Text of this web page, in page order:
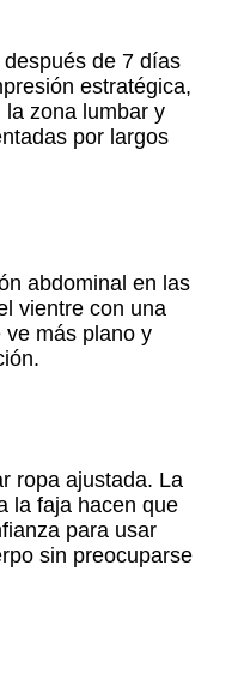
de 7 días
estratégica,
zona lumbar y
por largos
abdominal en las
vientre con una
más plano y
ropa ajustada. La
la faja hacen que
para usar
sin preocuparse